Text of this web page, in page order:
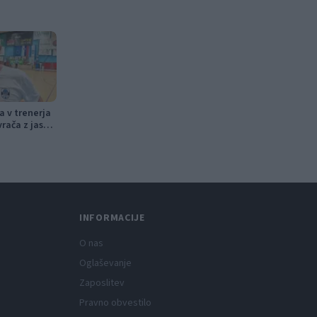
v trenerja
z jasno
INFORMACIJE
O nas
Oglaševanje
Zaposlitev
Pravno obvestilo